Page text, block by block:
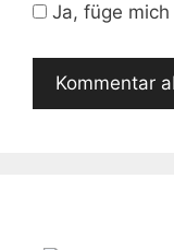
Ja, füge